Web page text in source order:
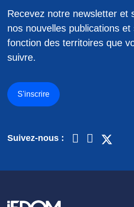
Recevez notre newsletter et
nos nouvelles publications
fonction des territoires que
suivre.
S'inscrire
Suivez-nous :